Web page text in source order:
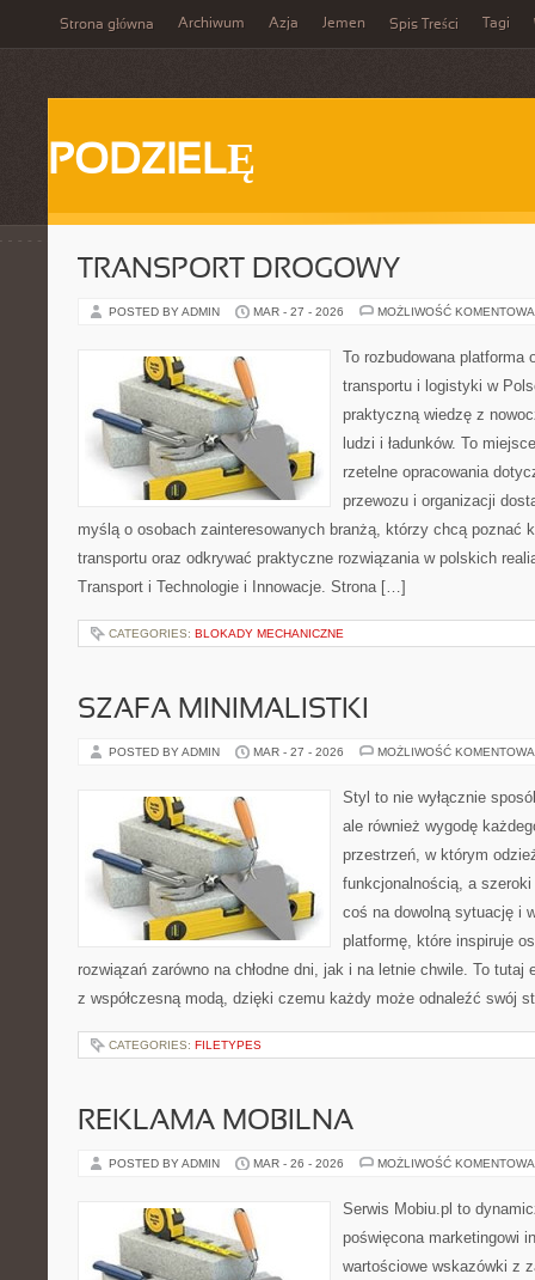
Strona główna Archiwum Azja Jemen Spis Treści Tagi
PODZIELĘ
TRANSPORT DROGOWY
POSTED BY ADMIN MAR - 27 - 2026 MOŻLIWOŚĆ
To rozbudowana platforma
transportu i logistyki w
praktyczną wiedzę z
ludzi i ładunków. To
rzetelne opracowania
przewozu i organizacji
myślą o osobach zainteresowanych branżą, którzy chcą poznać
transportu oraz odkrywać praktyczne rozwiązania w polskich
Transport i Technologie i Innowacje. Strona […]
CATEGORIES: BLOKADY MECHANICZNE
SZAFA MINIMALISTKI
POSTED BY ADMIN MAR - 27 - 2026 MOŻLIWOŚĆ
Styl to nie wyłącznie
ale również wygodę
przestrzeń, w którym
funkcjonalnością, a
coś na dowolną sytuację i
platformę, które inspiruje
rozwiązań zarówno na chłodne dni, jak i na letnie chwile. To tutaj
z współczesną modą, dzięki czemu każdy może odnaleźć swój
CATEGORIES: FILETYPES
REKLAMA MOBILNA
POSTED BY ADMIN MAR - 26 - 2026 MOŻLIWOŚĆ
Serwis Mobiu.pl to
poświęcona marketingowi
wartościowe wskazówki z